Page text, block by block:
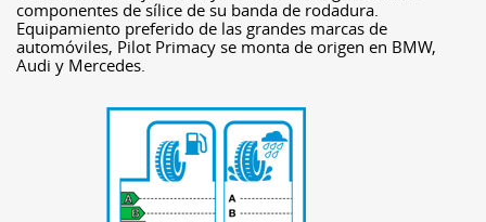
componentes de sílice de su banda de rodadura.
Equipamiento preferido de las grandes marcas de
automóviles, Pilot Primacy se monta de origen en BMW,
Audi y Mercedes.